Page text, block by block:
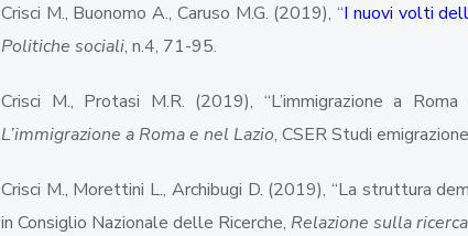
Crisci M., Buonomo A., Caruso M.G. (2019), “I nuovi volti
Politiche sociali, n.4, 71-95.
Crisci M., Protasi M.R. (2019), “L’immigrazione a
L’immigrazione a Roma e nel Lazio, CSER Studi
Crisci M., Morettini L., Archibugi D. (2019), “La struttura
in Consiglio Nazionale delle Ricerche, Relazione sulla